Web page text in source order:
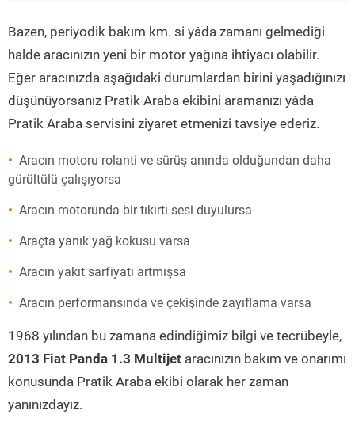
Bazen, periyodik bakım km. si yâda zamanı gelmediği
halde aracınızın yeni bir motor yağına ihtiyacı olabilir.
Eğer aracınızda aşağıdaki durumlardan birini yaşadığınızı
düşünüyorsanız Pratik Araba ekibini aramanızı yâda
Pratik Araba servisini ziyaret etmenizi tavsiye ederiz.
Aracın motoru rolanti ve sürüş anında olduğundan daha
gürültülü çalışıyorsa
Aracın motorunda bir tıkırtı sesi duyulursa
Araçta yanık yağ kokusu varsa
Aracın yakıt sarfiyatı artmışsa
Aracın performansında ve çekişinde zayıflama varsa
1968 yılından bu zamana edindiğimiz bilgi ve tecrübeyle,
2013 Fiat Panda 1.3 Multijet aracınızın bakım ve onarımı
konusunda Pratik Araba ekibi olarak her zaman
yanınızdayız.